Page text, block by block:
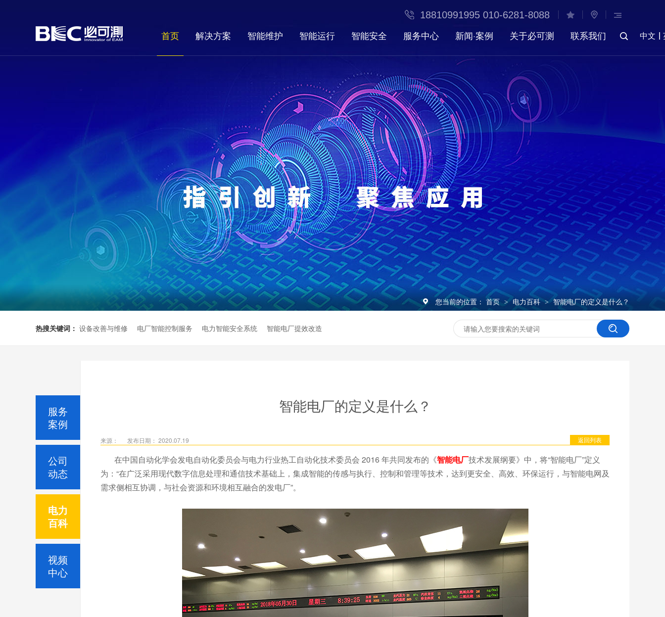
18810991995 010-6281-8088
首页 解决方案 智能维护 智能运行 智能安全 服务中心 新闻·案例 关于必可测 联系我们 中文
您当前的位置： 首页 > 电力百科 > 智能电厂的定义是什么？
热搜关键词： 设备改善与维修 电厂智能控制服务 电力智能安全系统 智能电厂提效改造
智能电厂的定义是什么？
返回列表
来源： 发布日期： 2020.07.19
在中国自动化学会发电自动化委员会与电力行业热工自动化技术委员会 2016 年共同发布的《智能电厂技术发展纲要》中，将“智能电厂”定义
为：“在广泛采用现代数字信息处理和通信技术基础上，集成智能的传感与执行、控制和管理等技术，达到更安全、高效、环保运行，与智能电网及
需求侧相互协调，与社会资源和环境相互融合的发电厂”。
服务
案例
公司
动态
电力
百科
视频
中心